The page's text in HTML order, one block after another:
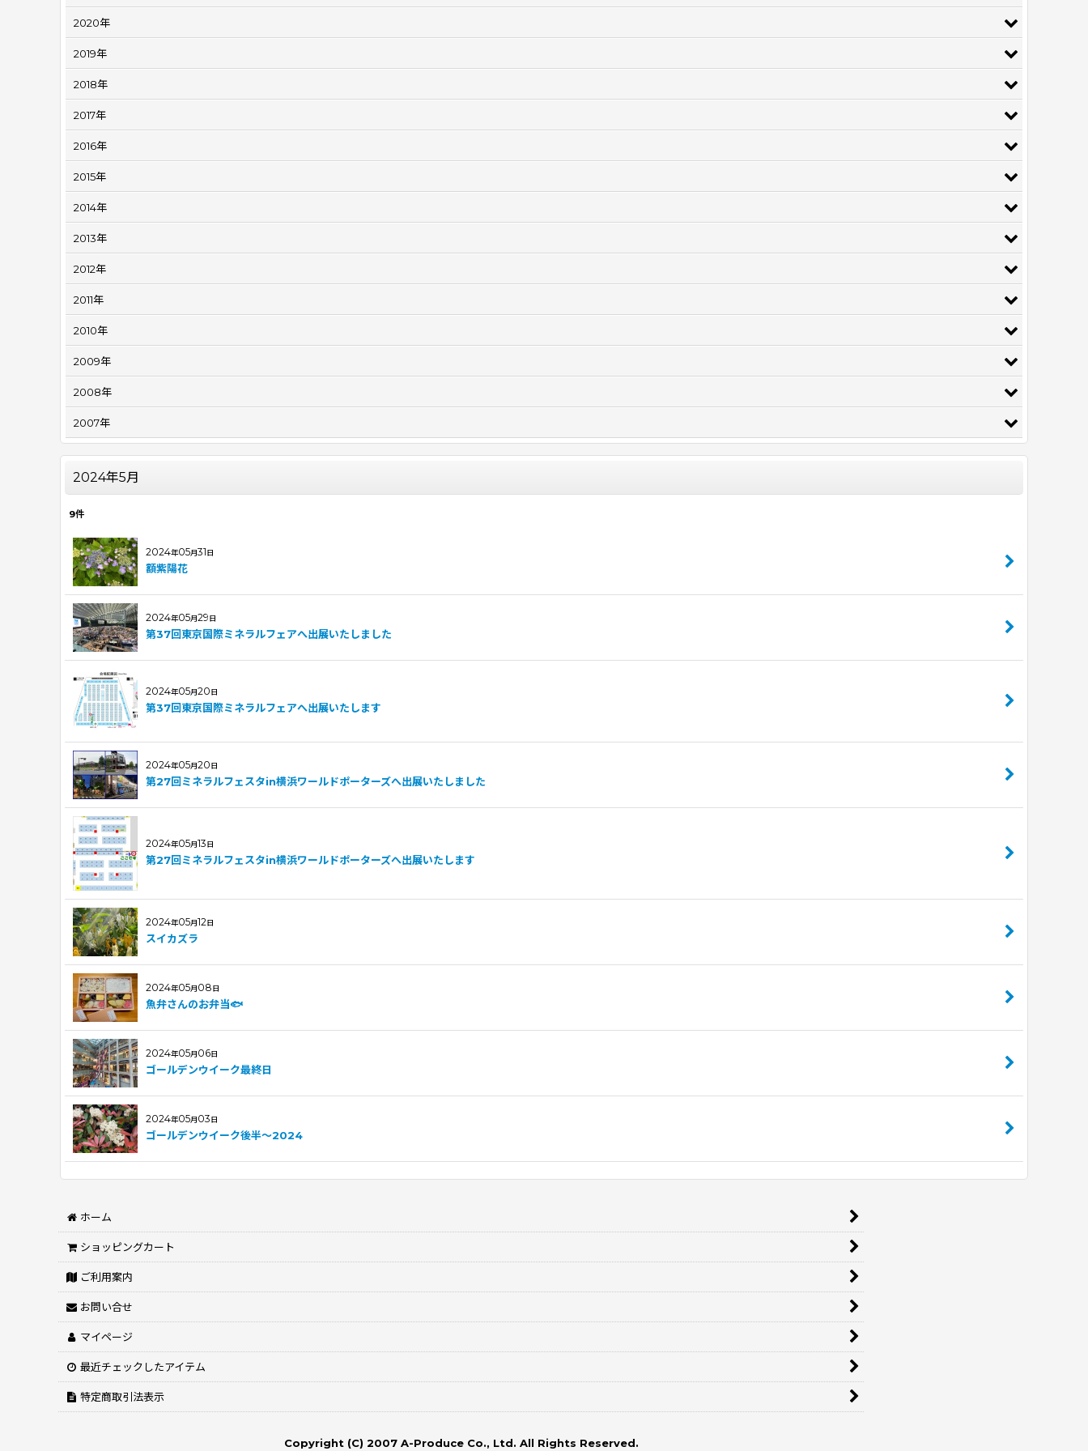
2024年5月
9件
2024年05月31日
額紫陽花
2024年05月29日
第37回東京国際ミネラルフェアへ出展いたしました
2024年05月20日
第37回東京国際ミネラルフェアへ出展いたします
2024年05月20日
第27回ミネラルフェスタin横浜ワールドポーターズへ出展いたしました
2024年05月13日
第27回ミネラルフェスタin横浜ワールドポーターズへ出展いたします
2024年05月12日
スイカズラ
2024年05月08日
魚弁さんのお弁当🐟
2024年05月06日
ゴールデンウイーク最終日
2024年05月03日
ゴールデンウイーク後半～2024
2020年
2019年
2018年
2017年
2016年
2015年
2014年
2013年
2012年
2011年
2010年
2009年
2008年
2007年
ホーム
ショッピングカート
ご利用案内
お問い合せ
マイページ
最近チェックしたアイテム
特定商取引法表示
Copyright (C) 2007 A-Produce Co., Ltd. All Rights Reserved.